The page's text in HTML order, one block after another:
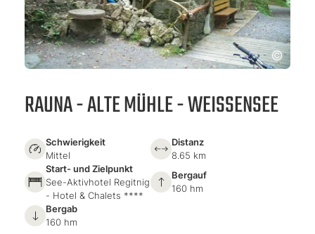
RAUNA - ALTE MÜHLE - WEISSENSEE
Schwierigkeit
Mittel
Distanz
8.65 km
Start- und Zielpunkt
See-Aktivhotel Regitnig
- Hotel & Chalets ****
Bergauf
160 hm
Bergab
160 hm